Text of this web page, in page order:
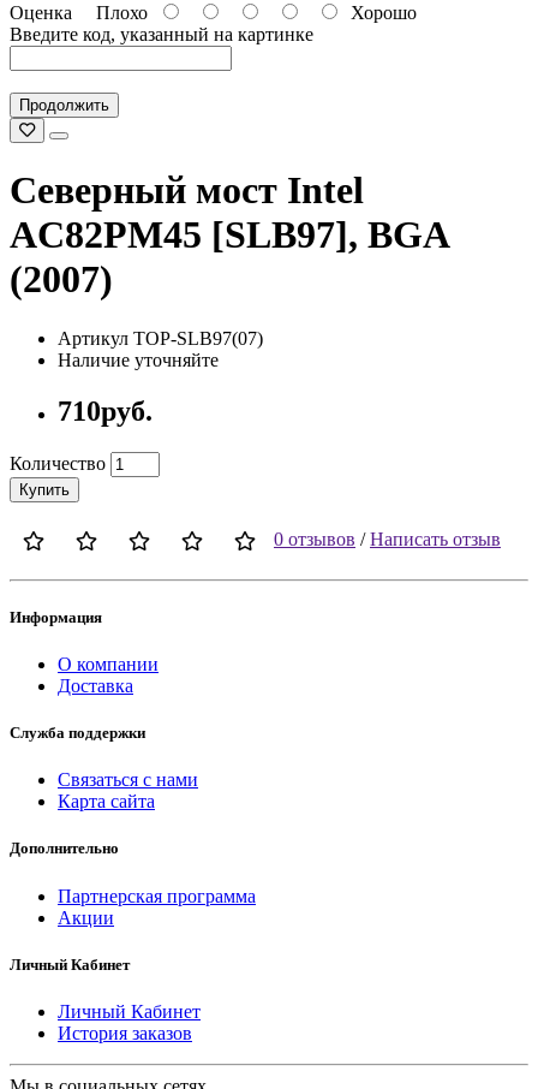
Оценка Плохо
Хорошо
Введите код, указанный на картинке
Продолжить
Северный мост Intel
AC82PM45 [SLB97], BGA
(2007)
Артикул TOP-SLB97(07)
Наличие уточняйте
710руб.
Количество
Купить
0 отзывов /Написать отзыв
Информация
О компании
Доставка
Служба поддержки
Связаться с нами
Карта сайта
Дополнительно
Партнерская программа
Акции
Личный Кабинет
Личный Кабинет
История заказов